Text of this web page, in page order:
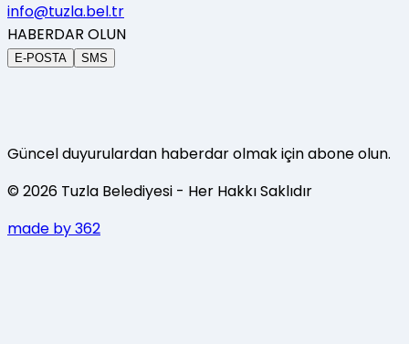
info@tuzla.bel.tr
HABERDAR OLUN
E-POSTA SMS
Güncel duyurulardan haberdar olmak için abone olun.
©2026 Tuzla Belediyesi - Her Hakkı Saklıdır
made by 362